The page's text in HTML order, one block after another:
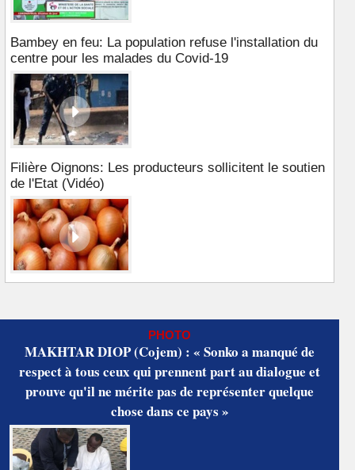
Bambey en feu: La population refuse l'installation du
centre pour les malades du Covid-19
Filière Oignons: Les producteurs sollicitent le soutien
de l'Etat (Vidéo)
PHOTO
MAKHTAR DIOP (Cojem) : « Sonko a manqué de
respect à tous ceux qui prennent part au dialogue et
prouve qu'il ne mérite pas de représenter quelque
chose dans ce pays »